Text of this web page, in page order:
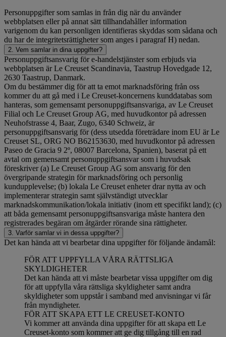
Personuppgifter som samlas in från dig när du använder
webbplatsen eller på annat sätt tillhandahåller information
varigenom du kan personligen identifieras skyddas som sådana och
du har de integritetsrättigheter som anges i paragraf H) nedan.
2. Vem samlar in dina uppgifter?
Personuppgiftsansvarig för e-handelstjänster som erbjuds via
webbplatsen är Le Creuset Scandinavia, Taastrup Hovedgade 12,
2630 Taastrup, Danmark.
Om du bestämmer dig för att ta emot marknadsföring från oss
kommer du att gå med i Le Creuset-koncernens kunddatabas som
hanteras, som gemensamt personuppgiftsansvariga, av Le Creuset
Filial och Le Creuset Group AG, med huvudkontor på adressen
Neuhofstrasse 4, Baar, Zugo, 6340 Schweiz, är
personuppgiftsansvarig för (dess utsedda företrädare inom EU är Le
Creuset SL, ORG NO B62153630, med huvudkontor på adressen
Paseo de Gracia 9 2º, 08007 Barcelona, Spanien), baserat på ett
avtal om gemensamt personuppgiftsansvar som i huvudsak
föreskriver (a) Le Creuset Group AG som ansvarig för den
övergripande strategin för marknadsföring och personlig
kundupplevelse; (b) lokala Le Creuset enheter drar nytta av och
implementerar strategin samt självständigt utvecklar
marknadskommunikation/lokala initiativ (inom ett specifikt land); (c)
att båda gemensamt personuppgiftsansvariga måste hantera den
registrerades begäran om åtgärder rörande sina rättigheter.
3. Varför samlar vi in dessa uppgifter?
Det kan hända att vi bearbetar dina uppgifter för följande ändamål:
FÖR ATT UPPFYLLA VÅRA RÄTTSLIGA
SKYLDIGHETER
Det kan hända att vi måste bearbetar vissa uppgifter om dig
för att uppfylla våra rättsliga skyldigheter samt andra
skyldigheter som uppstår i samband med anvisningar vi får
från myndigheter.
FÖR ATT SKAPA ETT LE CREUSET-KONTO
Vi kommer att använda dina uppgifter för att skapa ett Le
Creuset-konto som kommer att ge dig tillgång till en rad